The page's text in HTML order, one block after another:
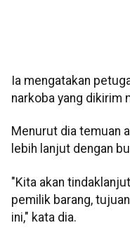
Ia mengatakan
narkoba yang dikirim
Menurut dia temuan
lebih lanjut dengan
"Kita akan
pemilik barang,
ini," kata dia.